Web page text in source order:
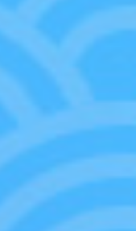
定卡片
始牌組中的